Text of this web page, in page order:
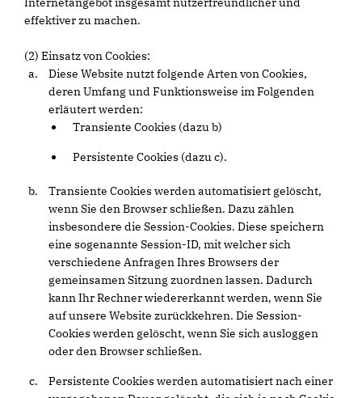
effektiver zu machen.
(2) Einsatz von Cookies:
Diese Website nutzt folgende Arten von Cookies,
deren Umfang und Funktionsweise im Folgenden
erläutert werden:
Transiente Cookies (dazu b)
Persistente Cookies (dazu c).
Transiente Cookies werden automatisiert gelöscht,
wenn Sie den Browser schließen. Dazu zählen
insbesondere die Session-Cookies. Diese speichern
eine sogenannte Session-ID, mit welcher sich
verschiedene Anfragen Ihres Browsers der
gemeinsamen Sitzung zuordnen lassen. Dadurch
kann Ihr Rechner wiedererkannt werden, wenn Sie
auf unsere Website zurückkehren. Die Session-
Cookies werden gelöscht, wenn Sie sich ausloggen
oder den Browser schließen.
Persistente Cookies werden automatisiert nach einer